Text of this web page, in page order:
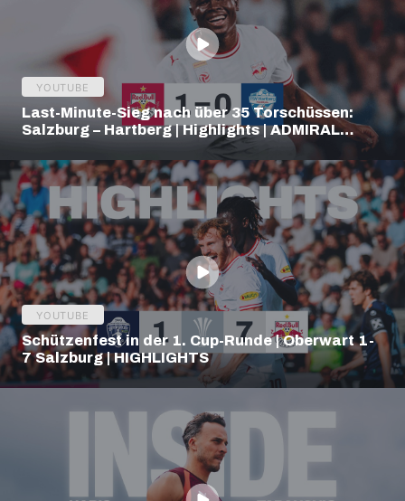
YOUTUBE
Last-Minute-Sieg nach über 35 Torschüssen:
Salzburg – Hartberg | Highlights | ADMIRAL
YOUTUBE
Schützenfest in der 1. Cup-Runde | Oberwart 1-
7 Salzburg | HIGHLIGHTS